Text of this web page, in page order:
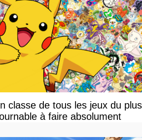
classe de tous les jeux du plus
à faire absolument